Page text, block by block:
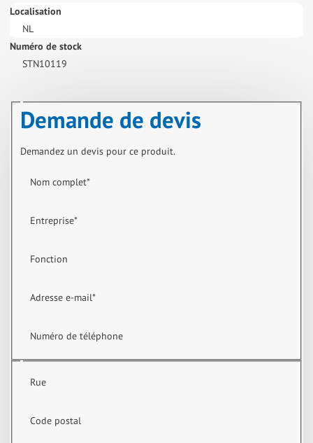
Localisation
NL
Numéro de stock
STN10119
Demande de devis
Demandez un devis pour ce produit.
Nom complet*
Entreprise*
Fonction
Adresse e-mail*
Numéro de téléphone
Rue
Code postal